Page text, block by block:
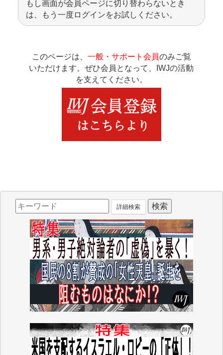
もし画面が会員ページに切り替わらないとき
は、もう一度ログインをお試しください。
このページは、 一般・サポート会員のみご覧
いただけます。ぜひ会員となって、IWJの活動
を支えてください。
詳細検索